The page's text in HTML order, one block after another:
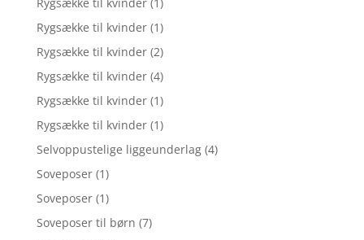
Rygsække til kvinder (1)
Rygsække til kvinder (2)
Rygsække til kvinder (4)
Rygsække til kvinder (1)
Rygsække til kvinder (1)
Selvoppustelige liggeunderlag (4)
Soveposer (1)
Soveposer (1)
Soveposer til børn (7)